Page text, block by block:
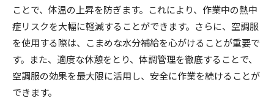
ことで、体温の上昇を防ぎます。これにより、作業中の熱中
症リスクを大幅に軽減することができます。さらに、空調服
を使用する際は、こまめな水分補給を心がけることが重要で
す。また、適度な休憩をとり、体調管理を徹底することで、
空調服の効果を最大限に活用し、安全に作業を続けることが
できます。